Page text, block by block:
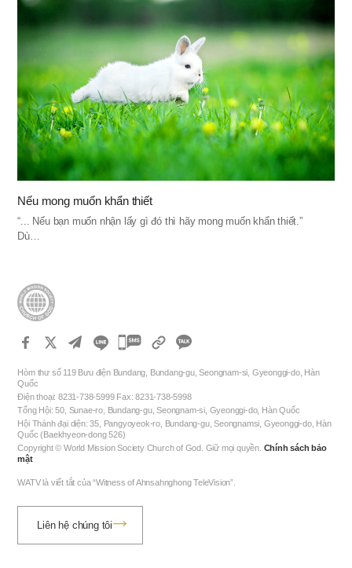
Nếu mong muốn khẩn thiết
“... Nếu bạn muốn nhận lấy gì đó thì hãy mong muốn khẩn thiết.”
Dù…
카
오
톡
공
하
Hòm thư số 119 Bưu điện Bundang, Bundang-gu, Seongnam-si, Gyeonggi-do, Hàn
Quốc
Điện thoại: 8231-738-5999 Fax: 8231-738-5998
Tổng Hội: 50, Sunae-ro, Bundang-gu, Seongnam-si, Gyeonggi-do, Hàn Quốc
Hội Thánh đại diện: 35, Pangyoyeok-ro, Bundang-gu, Seongnamsi, Gyeonggi-do, Hàn
Quốc (Baekhyeon-dong 526)
Copyright © World Mission Society Church of God. Giữ mọi quyền. Chính sách bảo
mật
WATV là viết tắt của “Witness of Ahnsahnghong TeleVision”.
Liên hệ chúng tôi